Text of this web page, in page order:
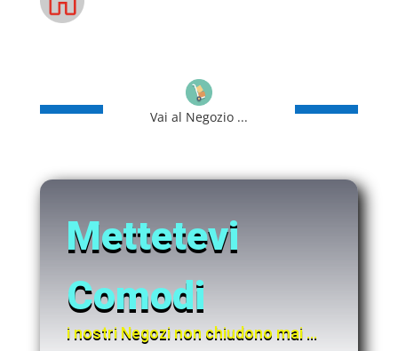
Vai al Negozio ...
Mettetevi
Comodi
i nostri Negozi non chiudono mai …